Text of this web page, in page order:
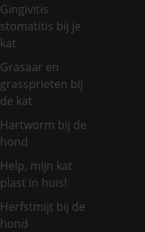
Gingivitis
stomatitis bij je
kat
Grasaar en
grassprieten bij
de kat
Hartworm bij de
hond
Help, mijn kat
plast in huis!
Herfstmijt bij de
hond